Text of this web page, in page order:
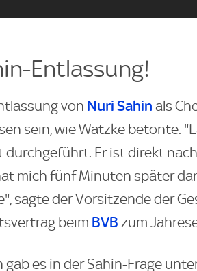
Entlassung!
von Nuri Sahin als
sein, wie Watzke betonte.
durchgeführt. Er ist direkt
mich fünf Minuten später
sagte der Vorsitzende der
beim BVB zum
gab es in der Sahin-Frage